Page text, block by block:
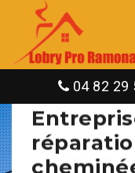
04 82 29